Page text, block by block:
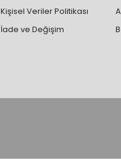
Kişisel Veriler Politikası
İade ve Değişim